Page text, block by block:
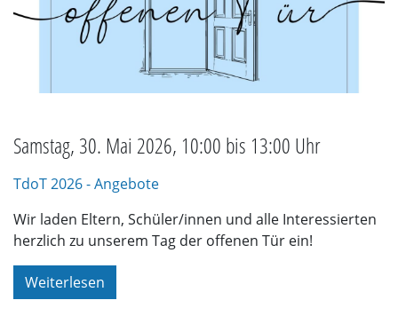
Samstag, 30. Mai 2026, 10:00 bis 13:00 Uhr
TdoT 2026 - Angebote
Wir laden Eltern, Schüler/innen und alle Interessierten
herzlich zu unserem Tag der offenen Tür ein!
Weiterlesen